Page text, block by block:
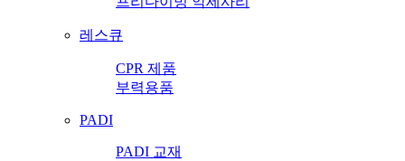
레스큐
CPR 제품
부력용품
PADI
PADI 교재